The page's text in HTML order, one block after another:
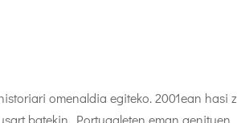
omenaldia egiteko. 2001ean hasi